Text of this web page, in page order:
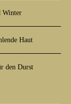
Winter
Haut
den Durst